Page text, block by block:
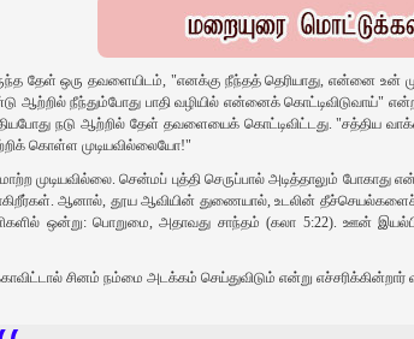
தேள் ஒரு தவளையிடம், "எனக்கு நீந்தத் தெரியாது, என்னை உன்
ஆற்றில் நீந்தும்போது பாதி வழியில் என்னைக்
நடு ஆற்றில் தேள் தவளையைக் கொட்டிவிட்டது.
கொள்ள முடியவில்லையோ!"
முடியவில்லை. சென்மப் புத்தி செருப்பால் அடித்தாலும்
ஆனால், தூய ஆவியின் துணையால், உடலின்
ஒன்று: பொறுமை, அதாவது சாந்தம் (கலா 5:22). ஊன்
சினம் நம்மை அடக்கம் செய்துவிடும் என்று எச்சரிக்கின்றார்